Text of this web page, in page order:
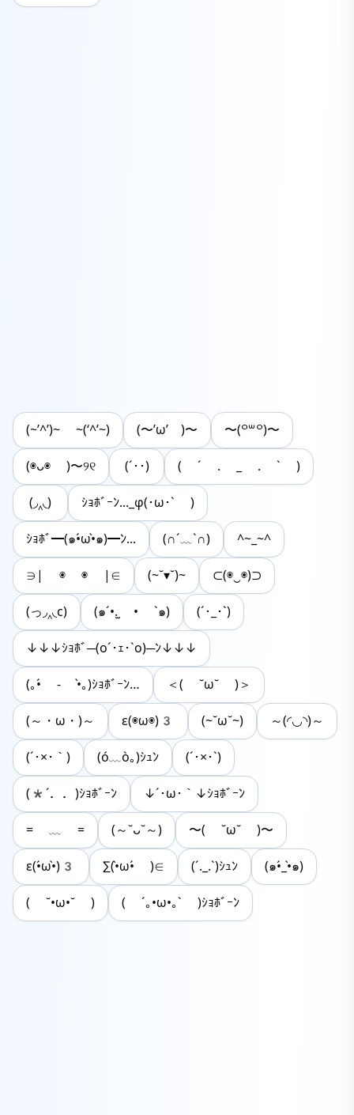
(~’^’)~ ~(‘^’~) (〜’ω’ )〜 〜⁠(⁠꒪⁠꒳⁠꒪⁠)⁠〜
(◉ᴗ◉ )〜୨୧‪‪ (´･･) ( ´ . _ . ` )
(◞‸◟) ｼｮﾎﾞｰﾝ..._φ(･ω･` )
ｼｮﾎﾞ━(๑•́ω•̀๑)━ﾝ... (∩´﹏`∩) ^~_~^
∋| ◉ ◉ |∈ (~˘▾˘)~ ⊂(◉‿◉)⊃
(っ◞‸◟c) (๑´•.̫ • `๑) (´･_･`)
↓↓↓ｼｮﾎﾞ─(o´･ｪ･`o)─ﾝ↓↓↓
(｡•́ - •̀｡)ｼｮﾎﾞｰﾝ… ＜( ˘ω˘ )＞
(～・ω・)～ ε(◉ω◉)3 (~˘ω˘~) ～(◜◡◝)～
(´･×･｀) (ó﹏ò｡)ｼｭﾝ (´･×･`)
(*´．．)ｼｮﾎﾞｰﾝ ↓´･ω･｀↓ｼｮﾎﾞｰﾝ
= ﹏ = (～˘ᴗ˘～) 〜( ˘ω˘ )〜
ε(•́ω•̀)3 ∑(•̀ω•́ )∈ (´._.`)ｼｭﾝ (๑•́_•̀๑)
( ˘•ω•˘ ) ( ´｡•ω•｡` )ｼｮﾎﾞｰﾝ